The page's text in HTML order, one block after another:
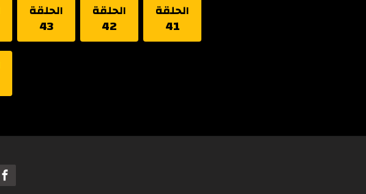
الحلقة
41
الحلقة
42
الحلقة
43